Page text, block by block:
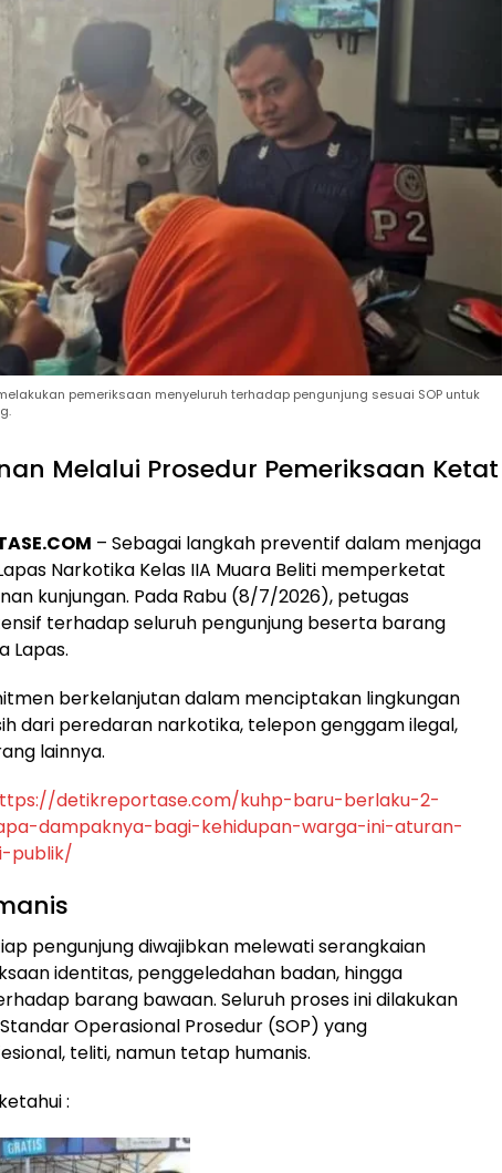
pemeriksaan menyeluruh terhadap pengunjung sesuai SOP untuk
Melalui Prosedur Pemeriksaan Ketat
– Sebagai langkah preventif dalam menjaga
Narkotika Kelas IIA Muara Beliti memperketat
kunjungan. Pada Rabu (8/7/2026), petugas
terhadap seluruh pengunjung beserta barang
Lapas.
berkelanjutan dalam menciptakan lingkungan
dari peredaran narkotika, telepon genggam ilegal,
lainnya.
detikreportase.com/kuhp-baru-berlaku-2-
dampaknya-bagi-kehidupan-warga-ini-aturan-
publik/
pengunjung diwajibkan melewati serangkaian
identitas, penggeledahan badan, hingga
barang bawaan. Seluruh proses ini dilakukan
Operasional Prosedur (SOP) yang
teliti, namun tetap humanis.
: